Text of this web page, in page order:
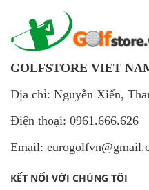
GOLFSTORE VIET
Địa chỉ: Nguyễn Xiển,
Điện thoại: 0961.666.626
Email:
KẾT NỐI VỚI CHÚNG TÔI